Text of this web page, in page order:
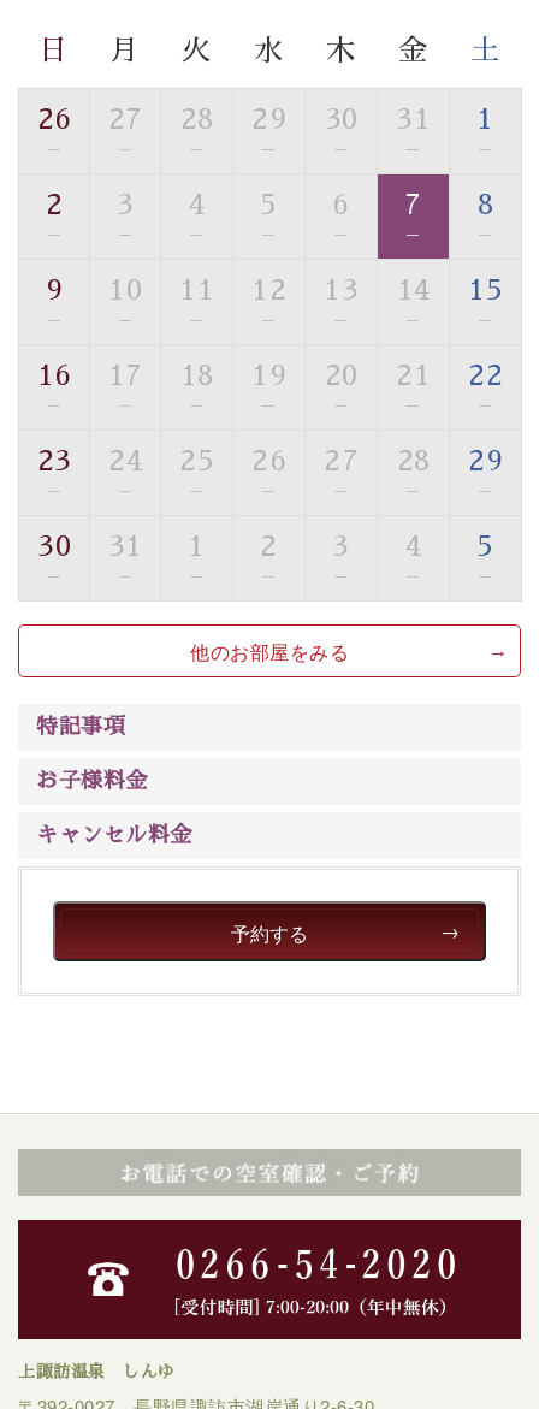
温泉の成分に合わせ、防菌防カビの特殊素材の畳を使
用。 足元が柔らかく、そして滑りにくい畳のお風呂で
す。
※男性大浴場までのご移動には階段がございます。 予め
■貸切温泉風呂 （40分2000円）
む貸切温泉風呂です。ゆったりといやされるプライベー
【旅】
豊富な知識を持ったドライバー兼ガイドが諏訪大社をご
案内します。
事前ご予約制ですので、ご利用ご希望の方
※交通規制などにより運行できない日がございます
※年末年始及び御柱祭前後は運行しておりません
以上がプラン内容です。
上諏訪温泉“しんゆ”なら諏訪大社など歴史ある諏訪の街
清らかな源泉、
みを感じていただける、美しく癒される宿で贅沢に幸せ
日 月 火 水 木 金 土
26
—
27
—
28
—
29
—
30
—
31
—
1
—
2
—
3
—
4
—
5
—
6
—
7
—
8
—
9
—
10
—
11
—
12
—
13
—
14
—
15
—
16
—
17
—
18
—
19
—
20
—
21
—
22
—
23
—
24
—
25
—
26
—
27
—
28
—
29
—
30
—
31
—
1
—
2
—
3
—
4
—
5
—
他のお部屋をみる
特記事項
お子様料金
キャンセル料金
予約する
上諏訪温泉 しんゆ